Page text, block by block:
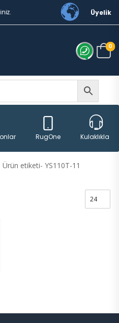
Üyelik
0
RugOne Kulaklıklar
Ürün etiketi- YS110T-11